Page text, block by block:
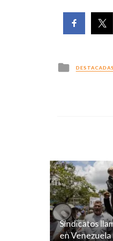
Posted
in
DESTACADAS
Sindicatos
en Venezuela